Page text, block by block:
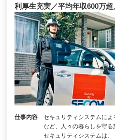
利厚生充実／平均年収600万
仕事内容
セキュリティシステムに
など、人々の暮らしを守
セキュリティシステムは